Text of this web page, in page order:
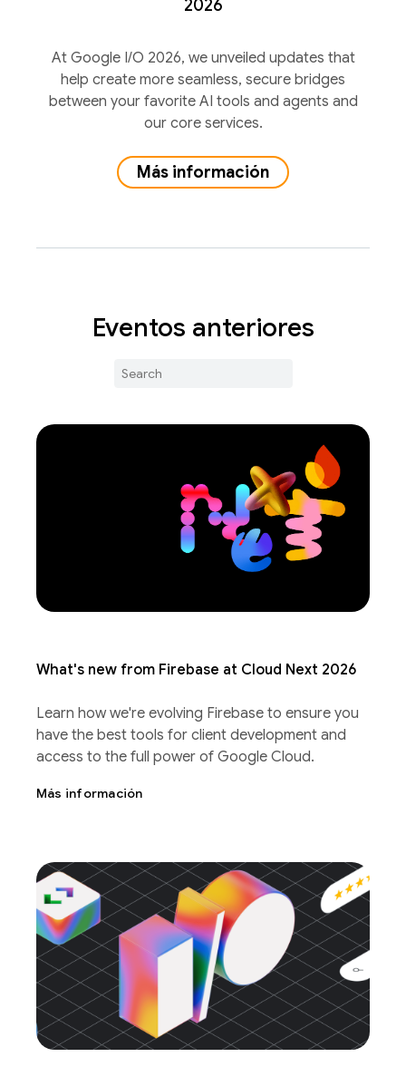
2026
At Google I/O 2026, we unveiled updates that
help create more seamless, secure bridges
between your favorite AI tools and agents and
our core services.
Más información
Eventos anteriores
What's new from Firebase at Cloud Next 2026
Learn how we're evolving Firebase to ensure you
have the best tools for client development and
access to the full power of Google Cloud.
Más información